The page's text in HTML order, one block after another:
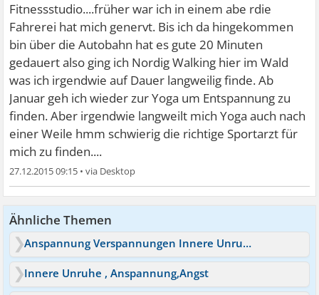
Fitnessstudio....früher war ich in einem abe rdie
Fahrerei hat mich genervt. Bis ich da hingekommen
bin über die Autobahn hat es gute 20 Minuten
gedauert also ging ich Nordig Walking hier im Wald
was ich irgendwie auf Dauer langweilig finde. Ab
Januar geh ich wieder zur Yoga um Entspannung zu
finden. Aber irgendwie langweilt mich Yoga auch nach
einer Weile hmm schwierig die richtige Sportarzt für
mich zu finden....
27.12.2015 09:15 •
Ähnliche Themen
Anspannung Verspannungen Innere Unruhe
Innere Unruhe , Anspannung,Angst